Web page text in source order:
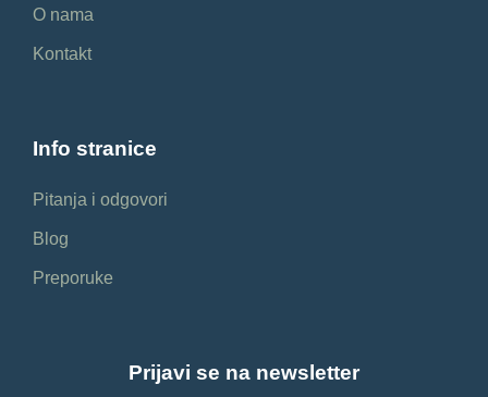
O nama
Kontakt
Info stranice
Pitanja i odgovori
Blog
Preporuke
Prijavi se na newsletter